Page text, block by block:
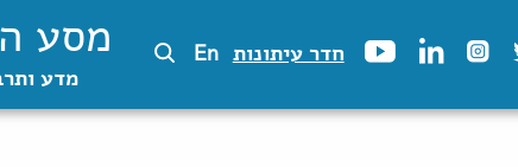
חדר עיתונות En מסע
מדע